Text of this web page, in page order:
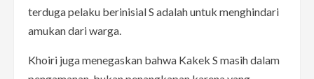
terduga pelaku berinisial S adalah untuk menghindari
amukan dari warga.
Khoiri juga menegaskan bahwa Kakek S masih dalam